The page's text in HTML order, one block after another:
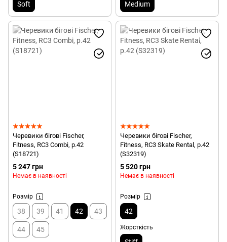
Soft Medium
Черевики бігові Fischer,
Fitness, RC3 Combi, р.42
(S18721)
5 247 грн
Немає в наявності
Розмір
38 39 41 42 43
44 45
Черевики бігові Fischer,
Fitness, RC3 Skate Rental, р.42
(S32319)
5 520 грн
Немає в наявності
Розмір
42
Жорсткість